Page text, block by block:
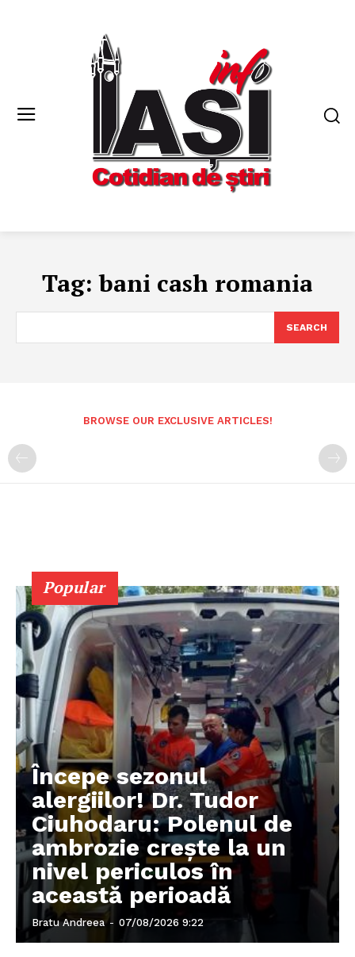
Tag:bani cash romania
SEARCH
BROWSE OUR EXCLUSIVE ARTICLES!
Popular
Începe sezonul
alergiilor! Dr. Tudor
Ciuhodaru: Polenul de
ambrozie crește la un
nivel periculos în
această perioadă
Bratu Andreea - 07/08/2026 9:22